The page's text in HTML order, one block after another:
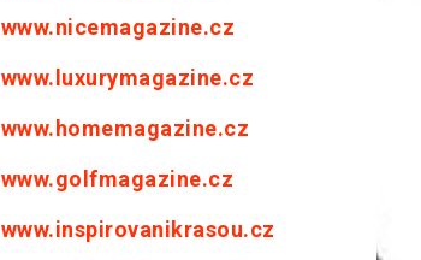
www.nicemagazine.cz
www.luxurymagazine.cz
www.homemagazine.cz
www.golfmagazine.cz
www.inspirovanikrasou.cz